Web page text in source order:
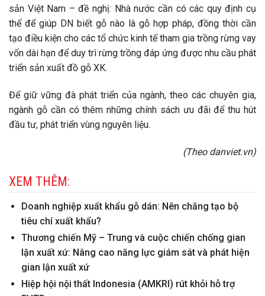
sản Việt Nam – đề nghị: Nhà nước cần có các quy định cụ
thể để giúp DN biết gỗ nào là gỗ hợp pháp, đồng thời cần
tạo điều kiện cho các tổ chức kinh tế tham gia trồng rừng vay
vốn dài hạn để duy trì rừng trồng đáp ứng được nhu cầu phát
triển sản xuất đồ gỗ XK.
Để giữ vững đà phát triển của ngành, theo các chuyên gia,
ngành gỗ cần có thêm những chính sách ưu đãi để thu hút
đầu tư, phát triển vùng nguyên liệu.
(Theo danviet.vn)
XEM THÊM:
Doanh nghiệp xuất khẩu gỗ dán: Nên chăng tạo bộ
tiêu chí xuất khẩu?
Thương chiến Mỹ – Trung và cuộc chiến chống gian
lận xuất xứ: Nâng cao năng lực giám sát và phát hiện
gian lận xuất xứ
Hiệp hội nội thất Indonesia (AMKRI) rút khỏi hỗ trợ